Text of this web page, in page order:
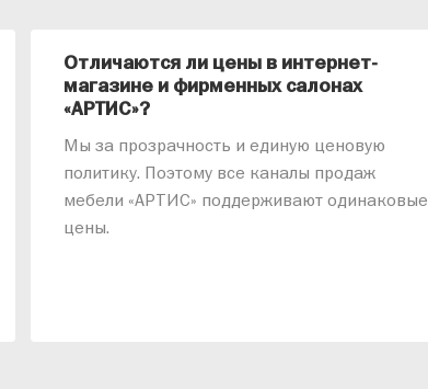
Отличаются ли цены в интернет-
магазине и фирменных салонах
«АРТИС»?
Мы за прозрачность и единую ценовую
политику. Поэтому все каналы продаж
мебели «АРТИС» поддерживают одинаковые
цены.